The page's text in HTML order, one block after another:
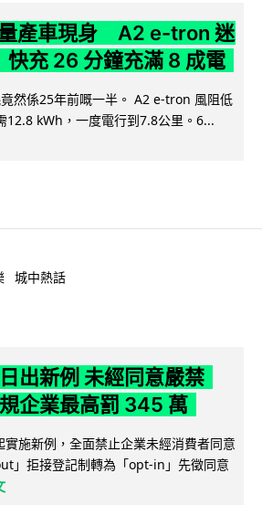
產車現身 A2 e-tron 迷
充 26 分鐘充滿 8 成電
然係25年前嘅一半。 A2 e-tron 風阻低
12.8 kWh，一度電行到7.8公里。6...
城中熱話
出新例 未經同意嚴禁
企業最高罰 345 萬
施新例，全面禁止企業未經消費者同意
」拒接登記制轉為「opt-in」先徵同意